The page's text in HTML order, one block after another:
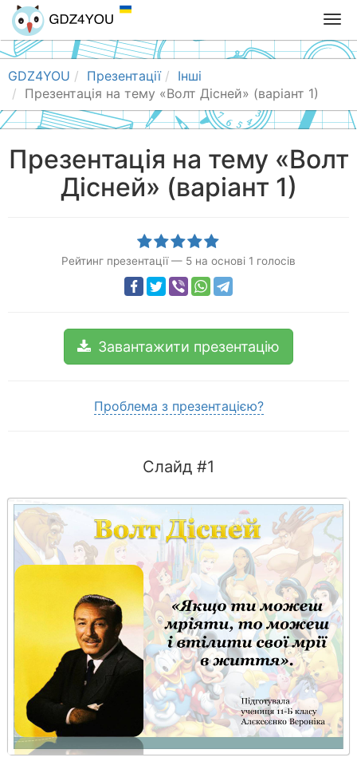
T
o
g
e
n
v
GDZ4YOU Презентації
Інші
Презентація на тему «Волт Дісней» (варіант 1)
Презентація на тему «Волт
Дісней» (варіант 1)
Рейтинг презентації — 5 на основі 1 голосів
Завантажити презентацію
Проблема з презентацією?
Слайд #1